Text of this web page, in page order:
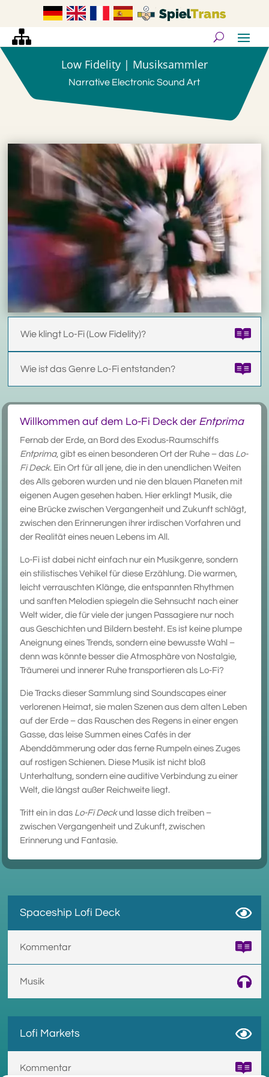
Low Fidelity | Musiksammler
Narrative Electronic Sound Art
Wie klingt Lo-Fi (Low Fidelity)?
Wie ist das Genre Lo-Fi entstanden?
Willkommen auf dem Lo-Fi Deck der Entprima
Fernab der Erde, an Bord des Exodus-Raumschiffs
Entprima, gibt es einen besonderen Ort der Ruhe – das Lo-
Fi Deck. Ein Ort für all jene, die in den unendlichen Weiten
des Alls geboren wurden und nie den blauen Planeten mit
eigenen Augen gesehen haben. Hier erklingt Musik, die
eine Brücke zwischen Vergangenheit und Zukunft schlägt,
zwischen den Erinnerungen ihrer irdischen Vorfahren und
der Realität eines neuen Lebens im All.
Lo-Fi ist dabei nicht einfach nur ein Musikgenre, sondern
ein stilistisches Vehikel für diese Erzählung. Die warmen,
leicht verrauschten Klänge, die entspannten Rhythmen
und sanften Melodien spiegeln die Sehnsucht nach einer
Welt wider, die für viele der jungen Passagiere nur noch
aus Geschichten und Bildern besteht. Es ist keine plumpe
Aneignung eines Trends, sondern eine bewusste Wahl –
denn was könnte besser die Atmosphäre von Nostalgie,
Träumerei und innerer Ruhe transportieren als Lo-Fi?
Die Tracks dieser Sammlung sind Soundscapes einer
verlorenen Heimat, sie malen Szenen aus dem alten Leben
auf der Erde – das Rauschen des Regens in einer engen
Gasse, das leise Summen eines Cafés in der
Abenddämmerung oder das ferne Rumpeln eines Zuges
auf rostigen Schienen. Diese Musik ist nicht bloß
Unterhaltung, sondern eine auditive Verbindung zu einer
Welt, die längst außer Reichweite liegt.
Tritt ein in das Lo-Fi Deckund lasse dich treiben –
zwischen Vergangenheit und Zukunft, zwischen
Erinnerung und Fantasie.
Spaceship Lofi Deck
Kommentar
Musik
Lofi Markets
Kommentar